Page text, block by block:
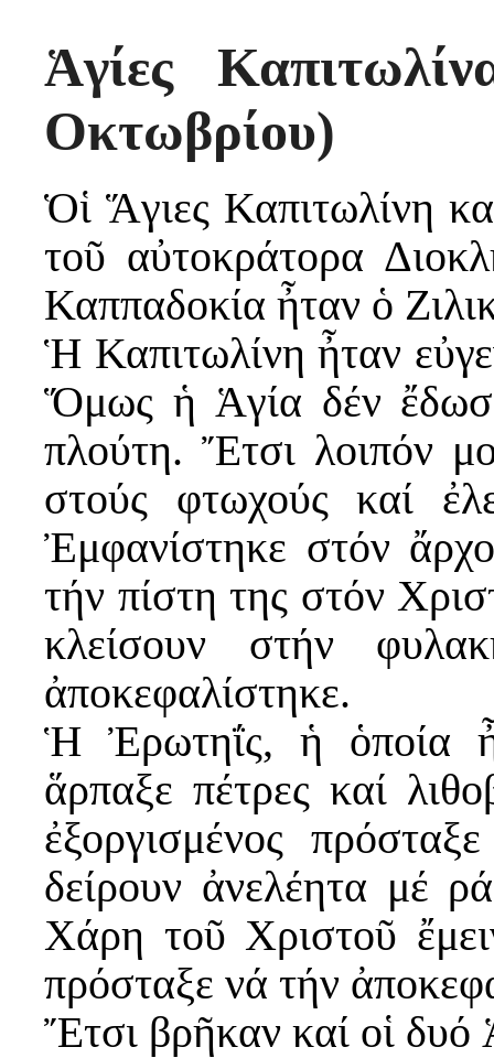
Ἁγίες
Οκτωβρίου)
Ὁἱ Ἅγιες Καπιτωλίνη
τοῦ αὐτοκράτορα
Καππαδοκία ἦταν ὁ
Ἡ Καπιτωλίνη ἦταν
Ὅμως ἡ Ἁγία δέν
πλούτη. Ἔτσι λοιπόν
στούς φτωχούς καί
Ἐμφανίστηκε στόν
τήν πίστη της στόν
κλείσουν στήν
ἀποκεφαλίστηκε.
Ἡ Ἐρωτηΐς, ἡ ὁποία
ἅρπαξε πέτρες καί
ἐξοργισμένος
δείρουν ἀνελέητα μέ
Χάρη τοῦ Χριστοῦ
πρόσταξε νά τήν
Ἔτσι βρῆκαν καί οἱ δυό